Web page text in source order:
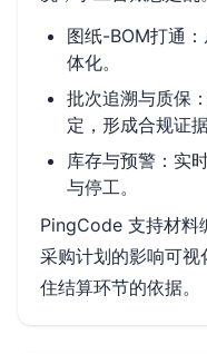
图纸-BOM打通
体化。
批次追溯与质保
定，形成合规证据
库存与预警：实
与停工。
PingCode 支持材料
采购计划的影响可
住结算环节的依据。